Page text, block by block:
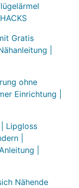
Gratis
|
ohne
Einrichtung |
Lipgloss
|
|
Nähende